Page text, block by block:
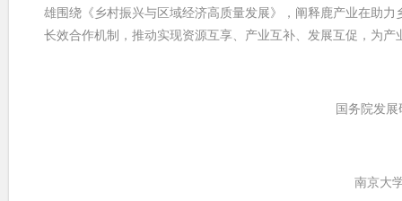
雄围绕《乡村振兴与区域经济高质量发展》，阐释鹿产业在助
长效合作机制，推动实现资源互享、产业互补、发展互促，为
国务院发
南京大